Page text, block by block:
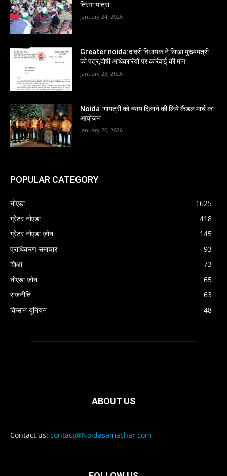
तिरंगा यात्रा
January 24, 2026
Greater noida:दादरी विधायक ने लिखा मुख्यमंत्री
को पत्र,दोषी अधिकारियों पर कार्रवाई की मांग
January 23, 2026
Noida :गायत्री को न्याय दिलाने की लिये कैंडल मार्च का
आयोजन
January 20, 2026
POPULAR CATEGORY
नोएडा
1625
ग्रेटर नोएडा
418
ग्रेटर नोएडा ज़ोन
145
प्राधिकरण समाचार
93
शिक्षा
73
नोएडा ज़ोन
65
राजनीति
63
किसान यूनियन
48
ABOUT US
Contact us: contact@Noidasamachar.com